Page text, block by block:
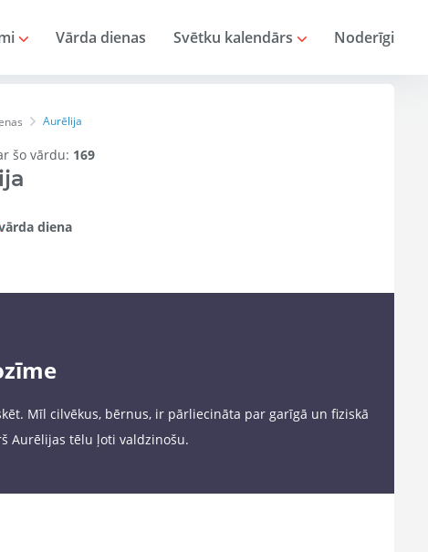
Vārda dienas Svētku kalendārs Noderīgi
Aurēlija
šo vārdu: 169
diena
Mīl cilvēkus, bērnus, ir pārliecināta par garīgā un fiziskā
Aurēlijas tēlu ļoti valdzinošu.